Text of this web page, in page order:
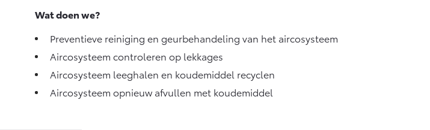
Wat doen we?
Preventieve reiniging en geurbehandeling van het aircosysteem
Aircosysteem controleren op lekkages
Aircosysteem leeghalen en koudemiddel recyclen
Aircosysteem opnieuw afvullen met koudemiddel